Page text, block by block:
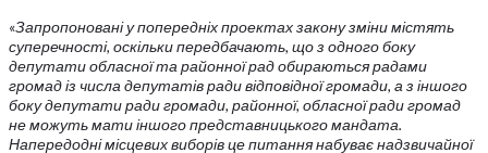
«Запропоновані у попередніх проектах закону зміни містять
суперечності, оскільки передбачають, що з одного боку
депутати обласної та районної рад обираютьсярадами
громад із числа депутатів ради відповідної громади, а з іншого
бокудепутати ради громади, районної, обласної ради громад
не можуть мати іншого представницького мандата.
Напередодні місцевих виборів це питання набуває надзвичайної